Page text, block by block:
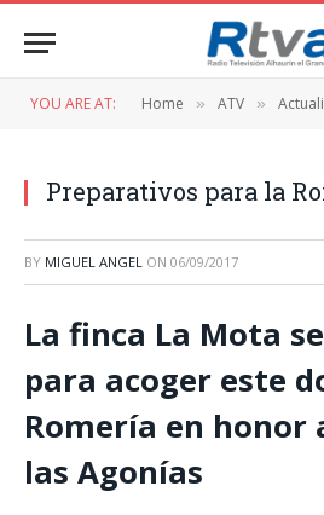
YOU ARE AT: Home » ATV »
Preparativos para la
BY MIGUEL ANGEL ON 06/09/2017
La finca La Mota
para acoger este
Romería en honor
las Agonías